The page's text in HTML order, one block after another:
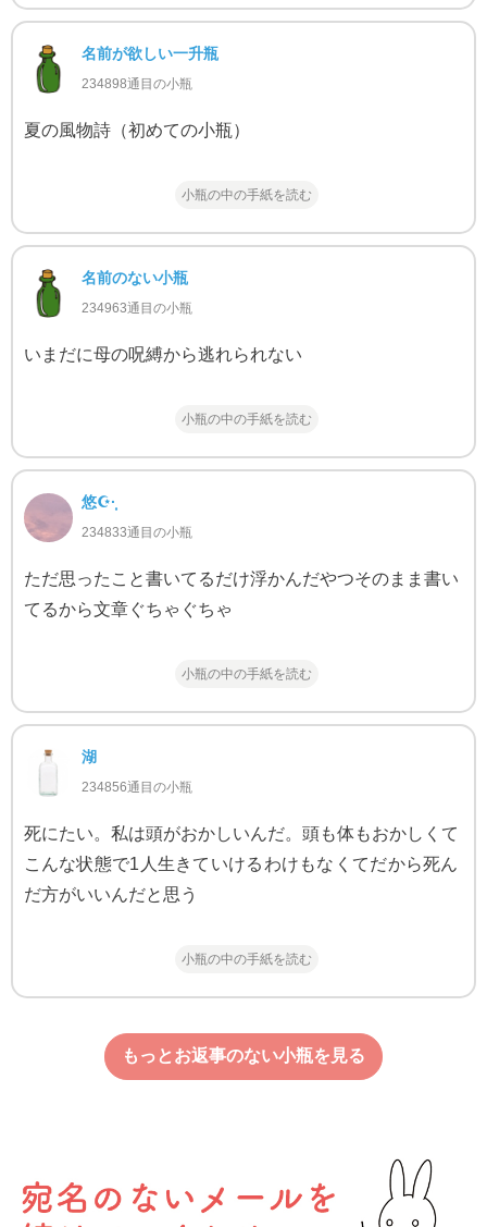
名前が欲しい一升瓶
234898通目の小瓶
夏の風物詩（初めての小瓶）
小瓶の中の手紙を読む
名前のない小瓶
234963通目の小瓶
いまだに母の呪縛から逃れられない
小瓶の中の手紙を読む
悠☪·̩͙
234833通目の小瓶
ただ思ったこと書いてるだけ浮かんだやつそのまま書い
てるから文章ぐちゃぐちゃ
小瓶の中の手紙を読む
湖
234856通目の小瓶
死にたい。私は頭がおかしいんだ。頭も体もおかしくて
こんな状態で1人生きていけるわけもなくてだから死ん
だ方がいいんだと思う
小瓶の中の手紙を読む
もっとお返事のない小瓶を見る